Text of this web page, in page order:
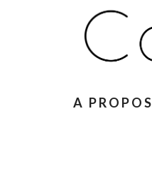
A PROPOS